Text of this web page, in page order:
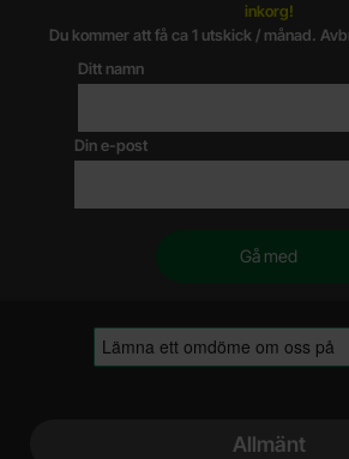
inkorg!
Du kommer att få ca 1 utskick / månad.
Ditt namn
Din e-post
Allmänt